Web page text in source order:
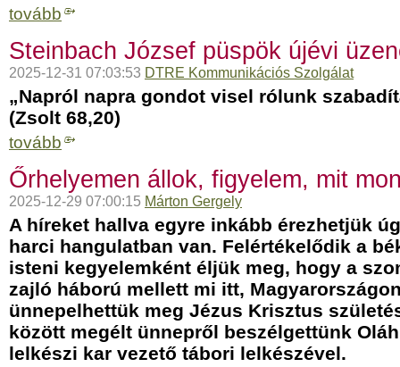
tovább
Steinbach József püspök újévi
2025-12-31 07:03:53 DTRE Kommunikációs Szolgálat
„Napról napra gondot visel rólunk
(Zsolt 68,20)
tovább
Őrhelyemen állok, figyelem, mit
2025-12-29 07:00:15 Márton Gergely
A híreket hallva egyre inkább érezhetjük
harci hangulatban van. Felértékelődik a
isteni kegyelemként éljük meg, hogy a
zajló háború mellett mi itt,
ünnepelhettük meg Jézus Krisztus
között megélt ünnepről beszélgettünk
lelkészi kar vezető tábori lelkészével.